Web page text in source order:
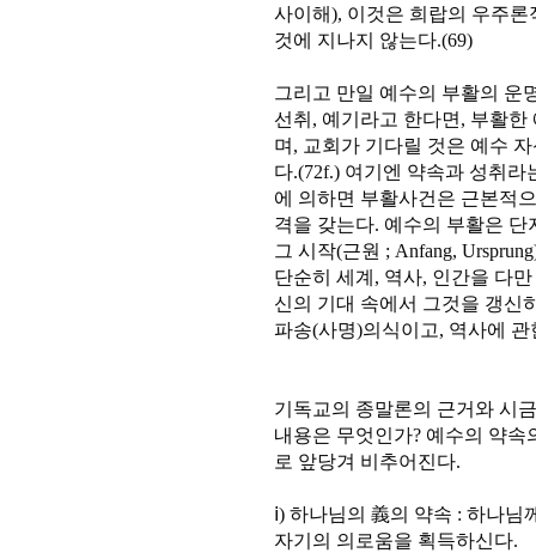
사이해), 이것은 희랍의 우주
것에 지나지 않는다.(69)
그리고 만일 예수의 부활의 운
선취, 예기라고 한다면, 부활
며, 교회가 기다릴 것은 예수
다.(72f.) 여기엔 약속과 성취
에 의하면 부활사건은 근본적
격을 갖는다. 예수의 부활은
그 시작(근원 ; Anfang,
단순히 세계, 역사, 인간을 다
신의 기대 속에서 그것을 갱신
파송(사명)의식이고, 역사에
기독교의 종말론의 근거와 시
내용은 무엇인가? 예수의 약
로 앞당겨 비추어진다.
ⅰ) 하나님의 義의 약속 : 하나
자기의 의로움을 획득하신다.